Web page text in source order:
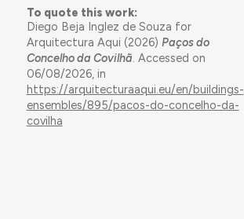
To quote this work:
Diego Beja Inglez de Souza for
Arquitectura Aqui (2026) Paços do
Concelho da Covilhã. Accessed on
06/08/2026, in
https://arquitecturaaqui.eu/en/buildings-
ensembles/895/pacos-do-concelho-da-
covilha